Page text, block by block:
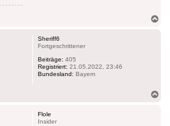
Sheriff6
Fortgeschrittener
Beiträge: 405
Registriert: 21.05.2022, 23:46
Bundesland: Bayern
Flole
Insider